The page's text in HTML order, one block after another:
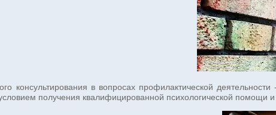
консультирования в вопросах профилактической
получения квалифицированной психологической помощи